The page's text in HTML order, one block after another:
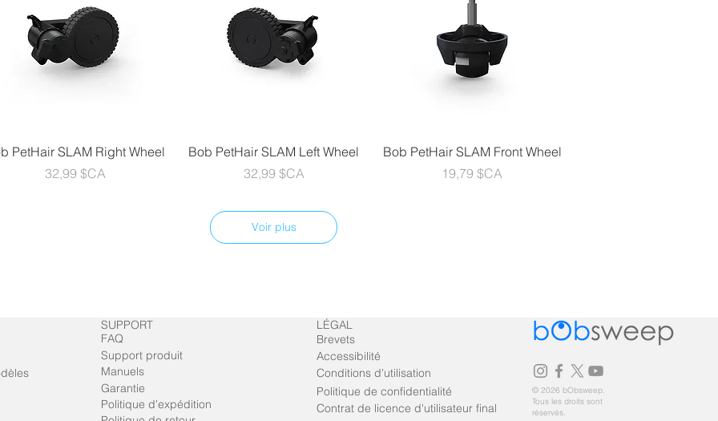
Aperçu rapide
PetHair SLAM Right Wheel
Prix
32,99 $CA
Aperçu rapide
Bob PetHair SLAM Left Wheel
Prix
32,99 $CA
Aperçu rapide
Bob PetHair SLAM Front Wheel
Prix
19,79 $CA
Voir plus
SUPPORT
FAQ
Support produit
Manuels
Garantie
Politique d'expédition
LÉGAL
Brevets
Accessibilité
Conditions d'utilisation
Politique de confidentialité
Contrat de licence d'utilisateur final
© 2026 bObsweep.
Tous les droits sont
réservés.